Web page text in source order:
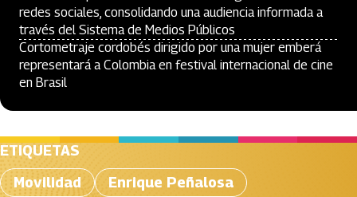
redes sociales, consolidando una audiencia informada a
través del Sistema de Medios Públicos
Cortometraje cordobés dirigido por una mujer emberá
representará a Colombia en festival internacional de cine
en Brasil
ETIQUETAS
Movilidad
Enrique Peñalosa